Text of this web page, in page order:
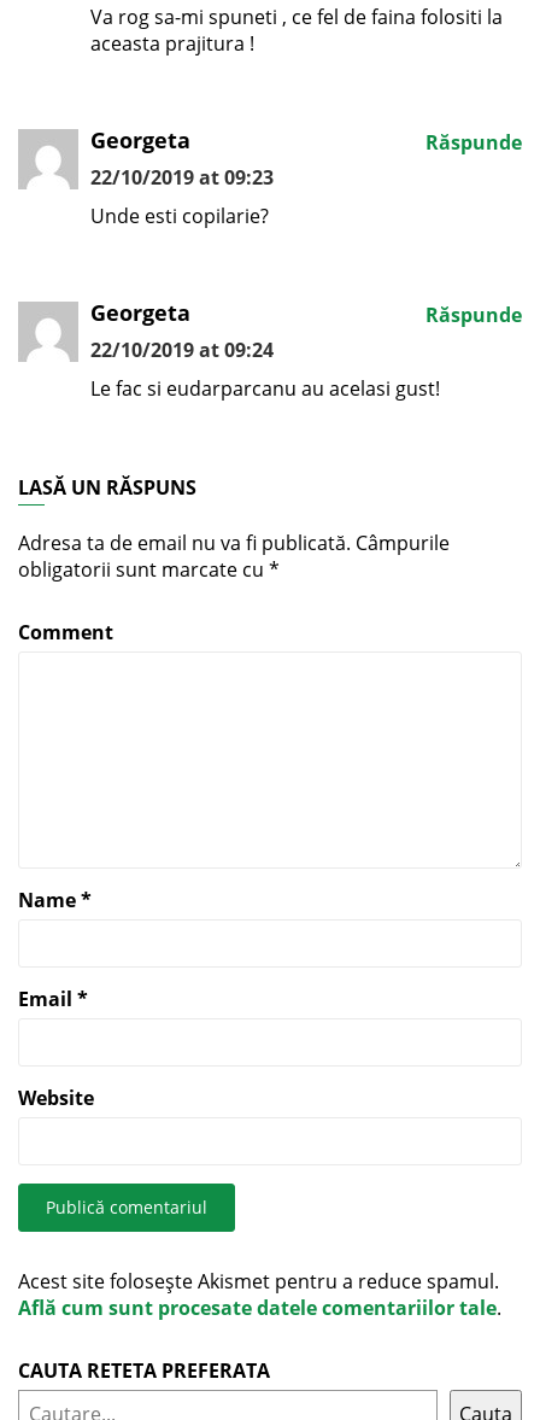
Va rog sa-mi spuneti , ce fel de faina folositi la
aceasta prajitura !
Georgeta
22/10/2019 at 09:23
Unde esti copilarie?
Răspunde
Georgeta
22/10/2019 at 09:24
Le fac si eudarparcanu au acelasi gust!
Răspunde
LASĂ UN RĂSPUNS
Adresa ta de email nu va fi publicată. Câmpurile
obligatorii sunt marcate cu *
Comment
Name*
Email *
Website
Acest site folosește Akismet pentru a reduce spamul.
Află cum sunt procesate datele comentariilor tale.
CAUTA RETETA PREFERATA
Cauta